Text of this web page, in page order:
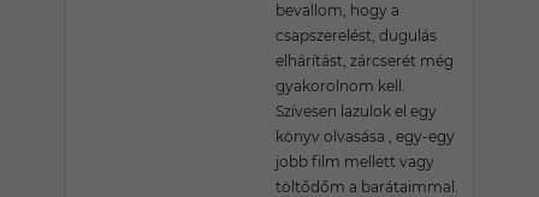
bevallom, hogy a
csapszerelést, dugulás
elhárítást, zárcserét még
gyakorolnom kell.
Szívesen lazulok el egy
könyv olvasása , egy-egy
jobb film mellett vagy
töltődőm a barátaimmal.